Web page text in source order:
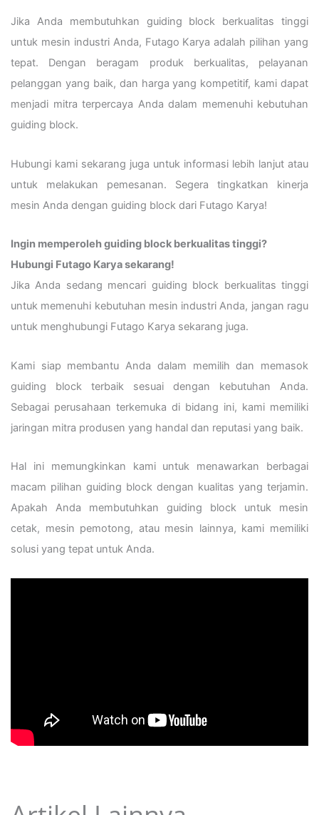
Jika Anda membutuhkan guiding block berkualitas tinggi
untuk mesin industri Anda, Futago Karya adalah pilihan yang
tepat. Dengan beragam produk berkualitas, pelayanan
pelanggan yang baik, dan harga yang kompetitif, kami dapat
menjadi mitra terpercaya Anda dalam memenuhi kebutuhan
guiding block.
Hubungi kami sekarang juga untuk informasi lebih lanjut atau
untuk melakukan pemesanan. Segera tingkatkan kinerja
mesin Anda dengan guiding block dari Futago Karya!
Ingin memperoleh guiding block berkualitas tinggi?
Hubungi Futago Karya sekarang!
Jika Anda sedang mencari guiding block berkualitas tinggi
untuk memenuhi kebutuhan mesin industri Anda, jangan ragu
untuk menghubungi Futago Karya sekarang juga.
Kami siap membantu Anda dalam memilih dan memasok
guiding block terbaik sesuai dengan kebutuhan Anda.
Sebagai perusahaan terkemuka di bidang ini, kami memiliki
jaringan mitra produsen yang handal dan reputasi yang baik.
Hal ini memungkinkan kami untuk menawarkan berbagai
macam pilihan guiding block dengan kualitas yang terjamin.
Apakah Anda membutuhkan guiding block untuk mesin
cetak, mesin pemotong, atau mesin lainnya, kami memiliki
solusi yang tepat untuk Anda.